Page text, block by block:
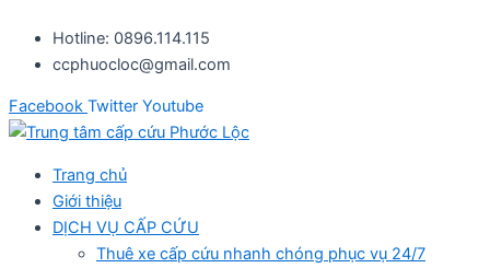
Hotline: 0896.114.115
ccphuocloc@gmail.com
Facebook Twitter Youtube
Trang chủ
Giới thiệu
DỊCH VỤ CẤP CỨU
Thuê xe cấp cứu nhanh chóng phục vụ 24/7